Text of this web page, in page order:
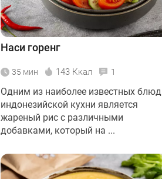
Наси горенг
35 мин 143 Ккал 1
Одним из наиболее известных блюд
индонезийской кухни является
жареный рис с различными
добавками, который на ...